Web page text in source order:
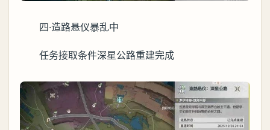
四·造路悬仪暴乱中
任务接取条件深星公路重建完成